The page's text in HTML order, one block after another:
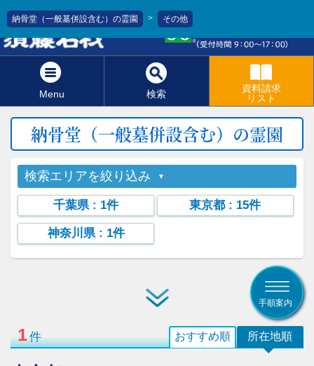
Menu 検索
資料請求
リスト
納骨堂（一般墓併設含む）の霊園 > その他
納骨堂（一般墓併設含む）の霊園
検索エリアを絞り込み
千葉県: 1件 東京都 : 15件
神奈川県: 1件
手順案内
1件 所在地順
おすすめ順